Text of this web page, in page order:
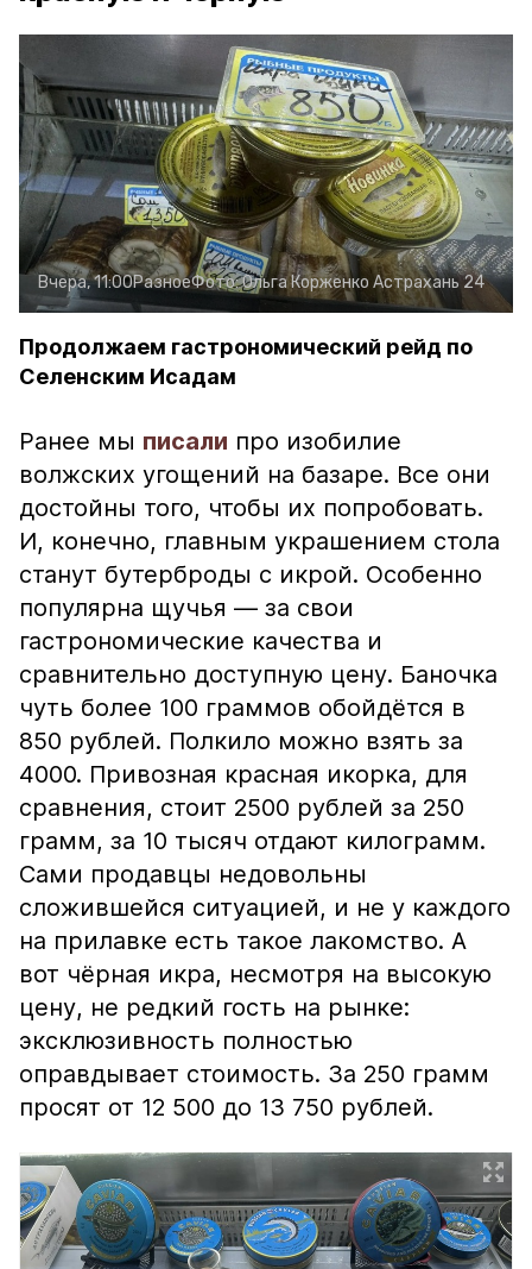
Вчера, 11:00РазноеФото:Ольга Корженко Астрахань 24
Продолжаем гастрономический рейд по
Селенским Исадам
Ранее мы писали про изобилие
волжских угощений на базаре. Все они
достойны того, чтобы их попробовать.
И, конечно, главным украшением стола
станут бутерброды с икрой. Особенно
популярна щучья — за свои
гастрономические качества и
сравнительно доступную цену. Баночка
чуть более 100 граммов обойдётся в
850 рублей. Полкило можно взять за
4000. Привозная красная икорка, для
сравнения, стоит 2500 рублей за 250
грамм, за 10 тысяч отдают килограмм.
Сами продавцы недовольны
сложившейся ситуацией, и не у каждого
на прилавке есть такое лакомство. А
вот чёрная икра, несмотря на высокую
цену, не редкий гость на рынке:
эксклюзивность полностью
оправдывает стоимость. За 250 грамм
просят от 12 500 до 13 750 рублей.